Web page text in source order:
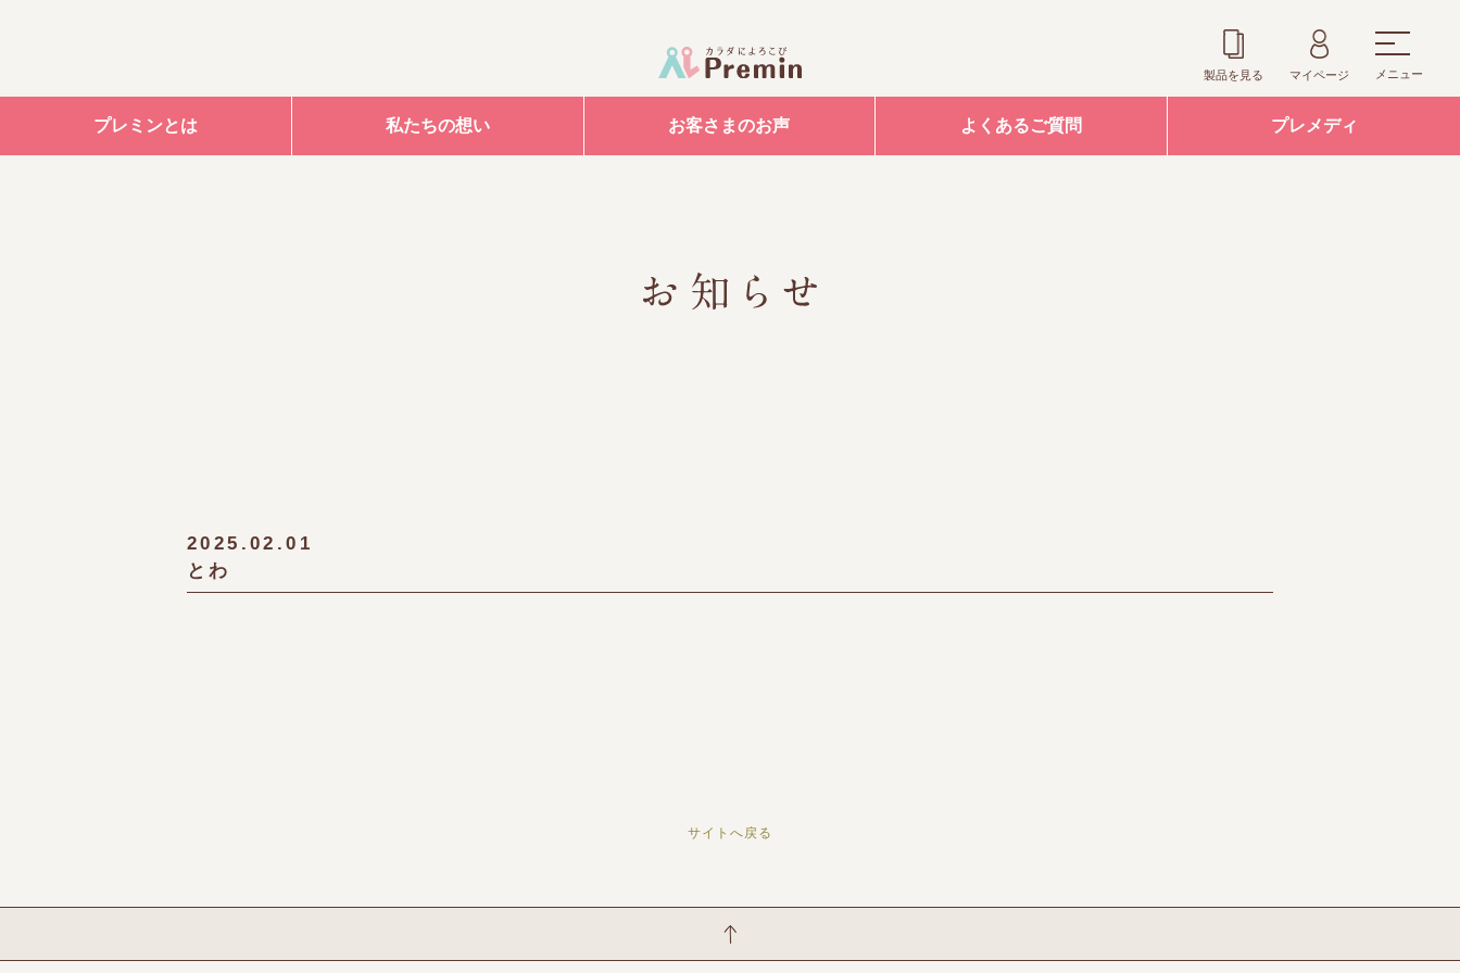
製品を見る マイページ メニュー
プレミンとは 私たちの想い お客さまのお声 よくあるご質問 プレメディ
2025.02.01
とわ
サイトへ戻る